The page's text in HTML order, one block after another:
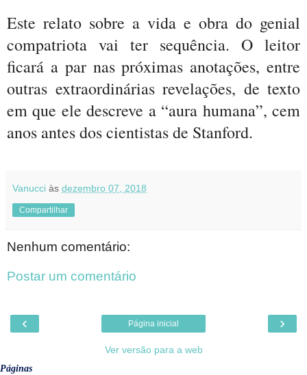
Este relato sobre a vida e obra do genial
compatriota vai ter sequência. O leitor
ficará a par nas próximas anotações, entre
outras extraordinárias revelações, de texto
em que ele descreve a “aura humana”, cem
anos antes dos cientistas de Stanford.
Vanucci às dezembro 07, 2018
Compartilhar
Nenhum comentário:
Postar um comentário
‹ ›
Página inicial
Ver versão para a web
Páginas